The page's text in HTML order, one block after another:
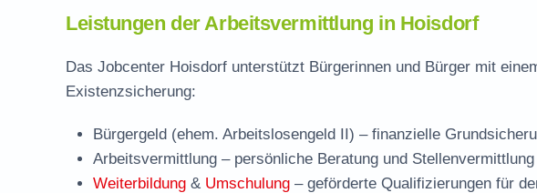
Leistungen der Arbeitsvermittlung in Hoisdorf
Das Jobcenter Hoisdorf unterstützt Bürgerinnen und Bürger mit
Existenzsicherung:
Bürgergeld (ehem. Arbeitslosengeld II) – finanzielle
Arbeitsvermittlung – persönliche Beratung und
Weiterbildung & Umschulung – geförderte Qualifizierungen für